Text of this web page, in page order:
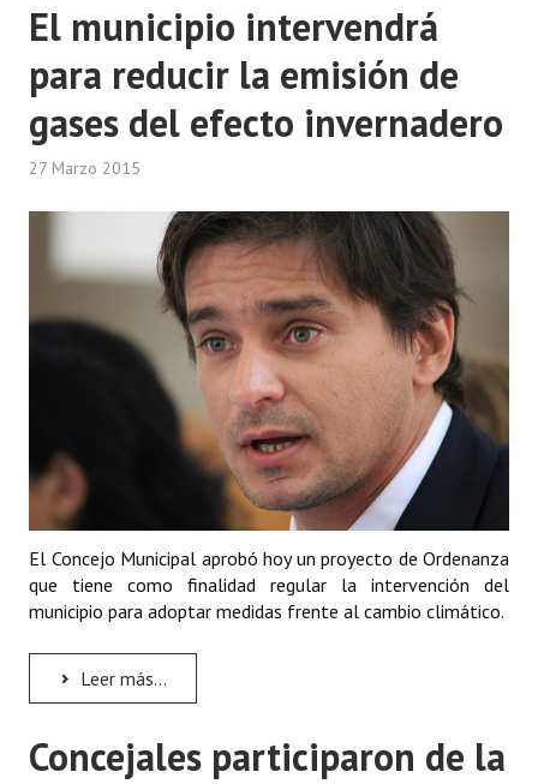
Audiencias Públicas - Registro
Mujeres que Dejaron Huellas - Registro
Periodistas Decanos - Registro
Ciudadano Ilustre - Registro
Banca del Vecino - Registro
Huéspedes de Honor - Registro
Antiguos Pobladores - Registro
Reconocimientos - Registro
Bariloche, Municipio intercultural
Entrega de distinciones
REFORMA DE LA CARTA ORGÁNICA
El municipio intervendrá
para reducir la emisión de
gases del efecto invernadero
27 Marzo 2015
El Concejo Municipal aprobó hoy un proyecto de Ordenanza
que tiene como finalidad regular la intervención del
municipio para adoptar medidas frente al cambio climático.
Leer más...
Concejales participaron de la